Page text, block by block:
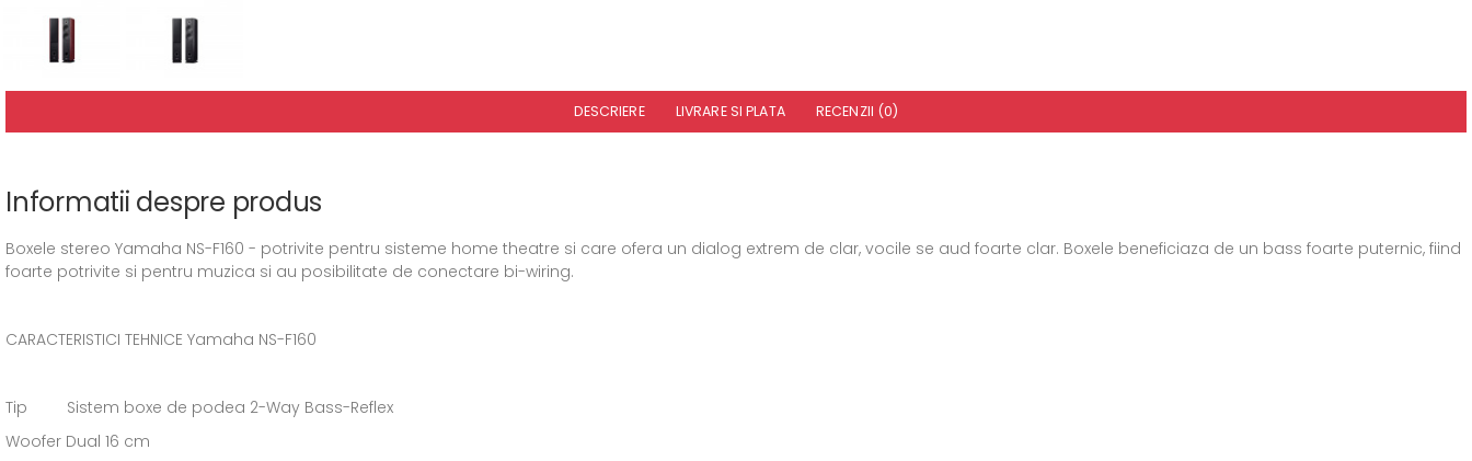
DESCRIERE LIVRARE SI PLATA RECENZII (0)
Informatii despre produs
Boxele stereo Yamaha NS-F160 - potrivite pentru sisteme home theatre si care ofera un dialog extrem de clar, vocile se aud foarte clar. Boxele beneficiaza de un bass foarte puternic, fiind
foarte potrivite si pentru muzica si au posibilitate de conectare bi-wiring.
CARACTERISTICI TEHNICE Yamaha NS-F160
Tip Sistem boxe de podea 2-Way Bass-Reflex
Woofer Dual 16 cm